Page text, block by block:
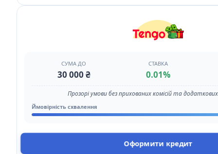
СУМА ДО
30 000 ₴
СТАВКА
0.01%
Прозорі умови без прихованих комісій та
Ймовірність схвалення
Оформити кредит